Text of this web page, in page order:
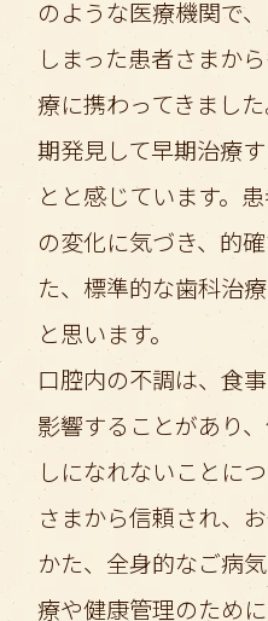
のような医療機関で
しまった患者さまか
療に携わってきまし
期発見して早期治療
とと感じています。
の変化に気づき、的
た、標準的な歯科治
と思います。
口腔内の不調は、食
影響することがあり
しになれないことに
さまから信頼され、
かた、全身的なご病
療や健康管理のため